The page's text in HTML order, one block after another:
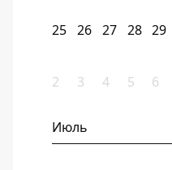
25 26 27 28 29
2 3 4 5 6
Июль